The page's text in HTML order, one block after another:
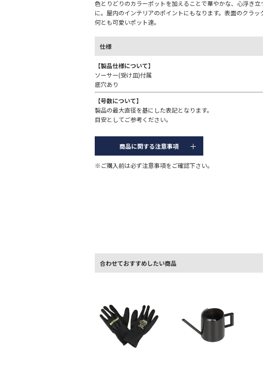
色とりどりのカラーポットを加えることで華やかな、心浮き立
に。屋内のインテリアのポイントにもなります。表面のクラッ
何とも可愛いポット達。
仕様
【製品仕様について】
ソーサー(受け皿)付属
底穴あり
【号数について】
製品の最大直径を基にした表記となります。
目安としてご参考ください。
商品に関する注意事項
※ご購入前は必ず注意事項をご確認下さい。
合わせておすすめしたい商品